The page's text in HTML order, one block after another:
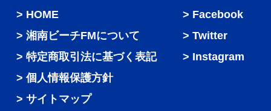
HOME
湘南ビーチFMについて
特定商取引法に基づく表記
個人情報保護方針
サイトマップ
Facebook
Twitter
Instagram